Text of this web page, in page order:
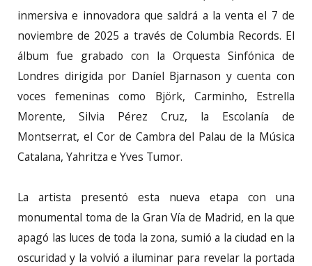
inmersiva e innovadora que saldrá a la venta el 7 de
noviembre de 2025 a través de Columbia Records. El
álbum fue grabado con la Orquesta Sinfónica de
Londres dirigida por Daníel Bjarnason y cuenta con
voces femeninas como Björk, Carminho, Estrella
Morente, Silvia Pérez Cruz, la Escolanía de
Montserrat, el Cor de Cambra del Palau de la Música
Catalana, Yahritza e Yves Tumor.
La artista presentó esta nueva etapa con una
monumental toma de la Gran Vía de Madrid, en la que
apagó las luces de toda la zona, sumió a la ciudad en la
oscuridad y la volvió a iluminar para revelar la portada